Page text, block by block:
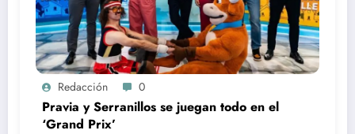
Redacción 0
Pravia y Serranillos se juegan todo en el
‘Grand Prix’